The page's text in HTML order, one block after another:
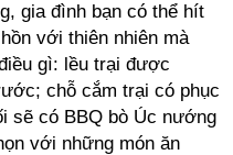
gia đình bạn có thể hít
với thiên nhiên mà
gì: lều trại được
chỗ cắm trại có phục
sẽ có BBQ bò Úc nướng
với những món ăn